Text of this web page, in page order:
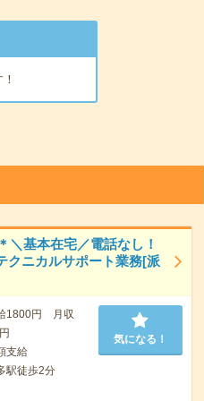
＼基本在宅／電話なし！
クニカルサポート業務[派
1800円 月収
支給
駅徒歩2分
気になる！